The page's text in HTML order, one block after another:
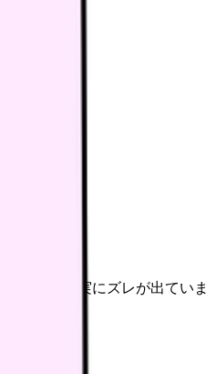
を見る
職後の現実にズレが出ていま